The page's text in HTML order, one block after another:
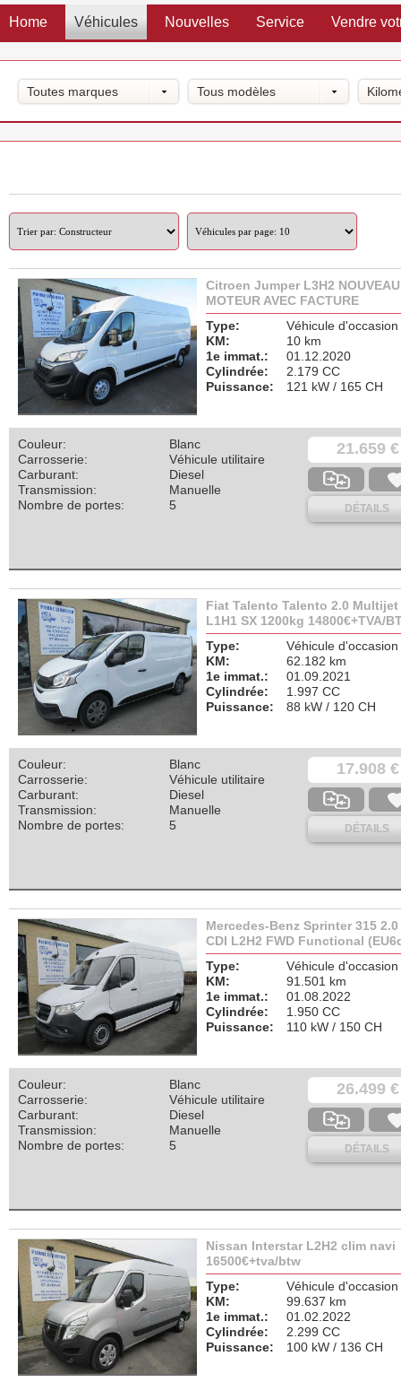
Home Véhicules Nouvelles Service Vendre
Toutes marques Tous modèles
Citroen Jumper L3H2 NOUVEAU
MOTEUR AVEC FACTURE
Type:
Véhicule d'occasion
KM:
10 km
1e immat.:
01.12.2020
Cylindrée:
2.179 CC
Puissance:
121 kW / 165 CH
21.659 €
DÉTAILS
Couleur:
Blanc
Carrosserie:
Véhicule utilitaire
Carburant:
Diesel
Transmission:
Manuelle
Nombre de portes:
5
Fiat Talento Talento 2.0 Multijet
L1H1 SX 1200kg 14800€+TVA/
Type:
Véhicule d'occasion
KM:
62.182 km
1e immat.:
01.09.2021
Cylindrée:
1.997 CC
Puissance:
88 kW / 120 CH
17.908 €
DÉTAILS
Couleur:
Blanc
Carrosserie:
Véhicule utilitaire
Carburant:
Diesel
Transmission:
Manuelle
Nombre de portes:
5
Mercedes-Benz Sprinter 315 2.0
CDI L2H2 FWD Functional
Type:
Véhicule d'occasion
KM:
91.501 km
1e immat.:
01.08.2022
Cylindrée:
1.950 CC
Puissance:
110 kW / 150 CH
26.499 €
DÉTAILS
Couleur:
Blanc
Carrosserie:
Véhicule utilitaire
Carburant:
Diesel
Transmission:
Manuelle
Nombre de portes:
5
Nissan Interstar L2H2 clim navi
16500€+tva/btw
Type:
Véhicule d'occasion
KM:
99.637 km
1e immat.:
01.02.2022
Cylindrée:
2.299 CC
Puissance:
100 kW / 136 CH